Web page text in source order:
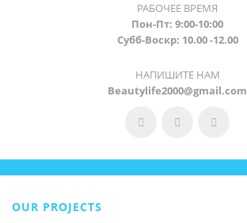
РАБОЧЕЕ ВРЕМЯ
Пон-Пт: 9:00-10:00
Субб-Воскр: 10.00 -12.00
НАПИШИТЕ НАМ
Beautylife2000@gmail.com
OUR PROJECTS